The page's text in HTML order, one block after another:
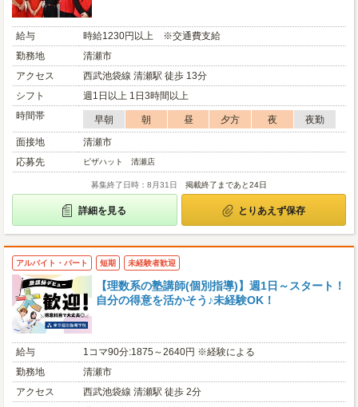
給与
時給1230円以上 ※交通費支給
勤務地
清瀬市
アクセス
西武池袋線 清瀬駅 徒歩 13分
シフト
週1日以上 1日3時間以上
時間帯
早朝 朝 昼 夕方 夜
夜勤
面接地
清瀬市
応募先
ピザハット 清瀬店
募集終了日時：8月31日 掲載終了まであと24日
詳細を見る とりあえず保存
アルバイト・パート 短期 未経験者歓迎
【理数系の塾講師(個別指導)】週1日～スタート！
自分の得意を活かそう♪未経験OK！
給与
1コマ90分:1875～2640円 ※経験による
勤務地
清瀬市
アクセス
西武池袋線 清瀬駅 徒歩 2分